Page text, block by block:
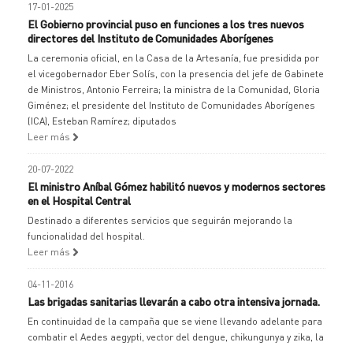
17-01-2025
El Gobierno provincial puso en funciones a los tres nuevos
directores del Instituto de Comunidades Aborígenes
La ceremonia oficial, en la Casa de la Artesanía, fue presidida por
el vicegobernador Eber Solís, con la presencia del jefe de Gabinete
de Ministros, Antonio Ferreira; la ministra de la Comunidad, Gloria
Giménez; el presidente del Instituto de Comunidades Aborígenes
(ICA), Esteban Ramírez; diputados
Leer más
20-07-2022
El ministro Aníbal Gómez habilitó nuevos y modernos sectores
en el Hospital Central
Destinado a diferentes servicios que seguirán mejorando la
funcionalidad del hospital.
Leer más
04-11-2016
Las brigadas sanitarias llevarán a cabo otra intensiva jornada.
En continuidad de la campaña que se viene llevando adelante para
combatir el Aedes aegypti, vector del dengue, chikungunya y zika, la